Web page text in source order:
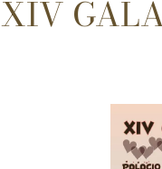
XIV